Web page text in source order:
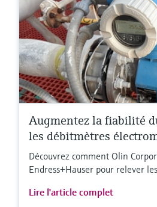
Augmentez la fiabilité
les débitmètres
Découvrez comment Olin
Endress+Hauser pour relever
Lire l'article complet